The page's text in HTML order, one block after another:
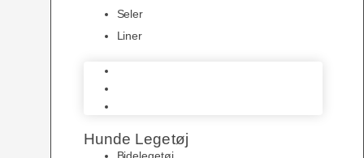
Seler
Liner
Hunde Legetøj